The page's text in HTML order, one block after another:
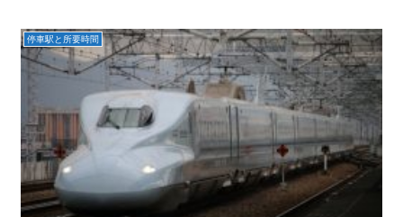
停車駅と所要時間